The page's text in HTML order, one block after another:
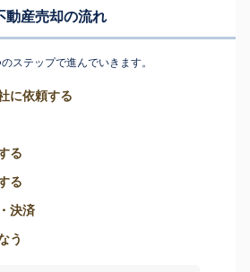
動産売却の流れ
ステップで進んでいきます。
に依頼する
る
る
決済
う